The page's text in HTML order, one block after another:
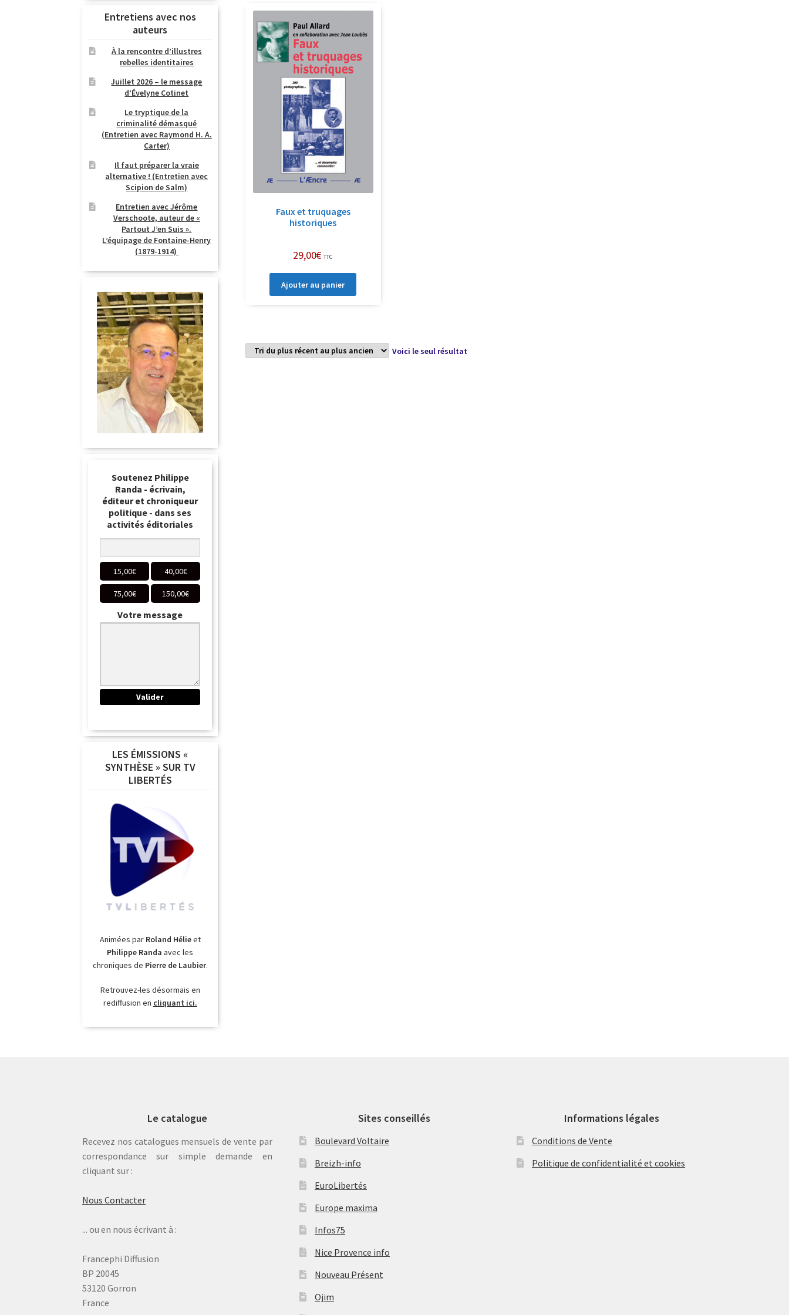
Faux et truquages
historiques
29,00€ TTC
Ajouter au panier
Voici le seul résultat
Entretiens avec nos
auteurs
À la rencontre d’illustres
rebelles identitaires
Juillet 2026 – le message
d’Évelyne Cotinet
Le tryptique de la
criminalité démasqué
(Entretien avec Raymond H. A.
Carter)
Il faut préparer la vraie
alternative ! (Entretien avec
Scipion de Salm)
Entretien avec Jérôme
Verschoote, auteur de «
Partout J’en Suis ».
L’équipage de Fontaine-Henry
(1879-1914)
Soutenez Philippe
Randa - écrivain,
éditeur et chroniqueur
politique - dans ses
activités éditoriales
15,00€ 40,00€
75,00€ 150,00€
Votre message
LES ÉMISSIONS «
SYNTHÈSE » SUR TV
LIBERTÉS
Animées par Roland Hélieet
Philippe Randa avec les
chroniques de Pierre de Laubier.
Retrouvez-les désormais en
rediffusion en cliquant ici.
Le catalogue
Recevez nos catalogues mensuels de vente par
correspondance sur simple demande en
cliquant sur :
Nous Contacter
... ou en nous écrivant à :
Francephi Diffusion
BP 20045
53120 Gorron
France
Sites conseillés
Boulevard Voltaire
Breizh-info
EuroLibertés
Europe maxima
Infos75
Nice Provence info
Nouveau Présent
Ojim
Informations légales
Conditions de Vente
Politique de confidentialité et cookies